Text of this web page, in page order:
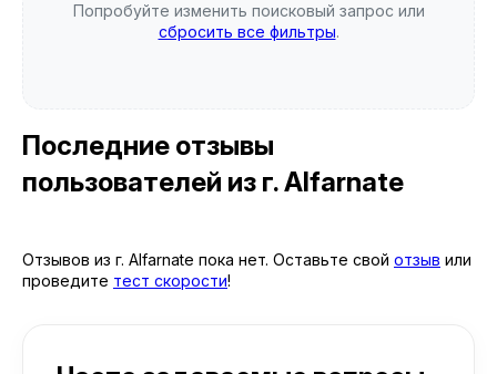
Попробуйте изменить поисковый запрос или
сбросить все фильтры.
Последние отзывы
пользователей из г. Alfarnate
Отзывов из г. Alfarnate пока нет. Оставьте свой отзыв или
проведите тест скорости!